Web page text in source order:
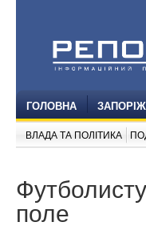
ГОЛОВНА
ВЛАДА ТА ПОЛІТИКА
поле